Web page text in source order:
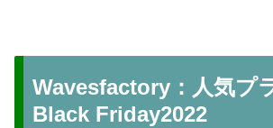
Wavesfactory：人気プ
Black Friday2022